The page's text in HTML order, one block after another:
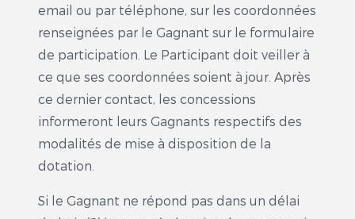
email ou par téléphone, sur les coordonnées
renseignées par le Gagnant sur le formulaire
de participation. Le Participant doit veiller à
ce que ses coordonnées soient à jour. Après
ce dernier contact, les concessions
informeront leurs Gagnants respectifs des
modalités de mise à disposition de la
dotation.
Si le Gagnant ne répond pas dans un délai